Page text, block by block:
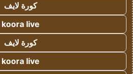
كورة لايف
koora live
كورة لايف
koora live